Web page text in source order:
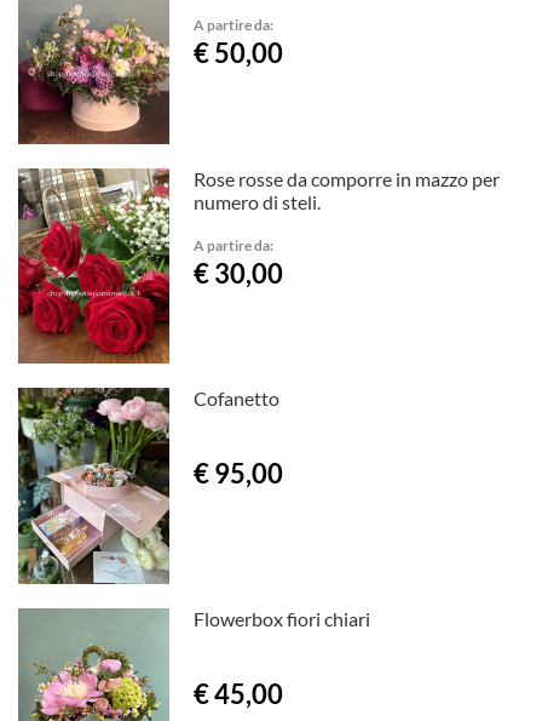
A partire da:
€ 50,00
Rose rosse da comporre in mazzo per
numero di steli.
A partire da:
€ 30,00
Cofanetto
€ 95,00
Flowerbox fiori chiari
€ 45,00